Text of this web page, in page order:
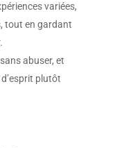
variées,
tout en gardant
abuser, et
plutôt